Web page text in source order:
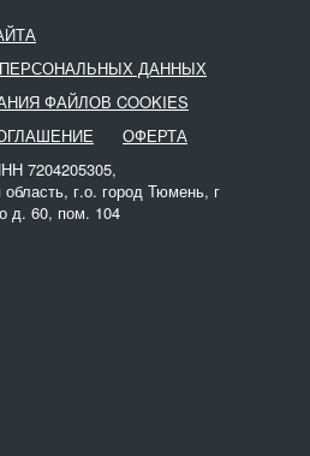
ДАННЫХ
ФАЙЛОВ COOKIES
ОФЕРТА
7204205305,
г.о. город Тюмень, г
д. 60, пом. 104